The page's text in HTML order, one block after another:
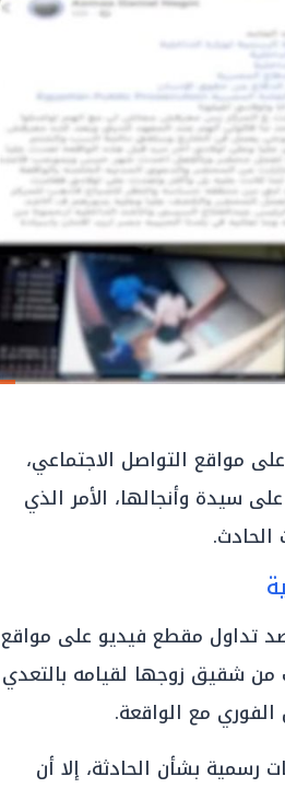
مواقع التواصل الاجتماعي،
سيدة وأنجالها، الأمر الذي
تداول مقطع فيديو على مواقع
من شقيق زوجها لقيامه بالتعدي
مع الواقعة.
رسمية بشأن الحادثة، إلا أن